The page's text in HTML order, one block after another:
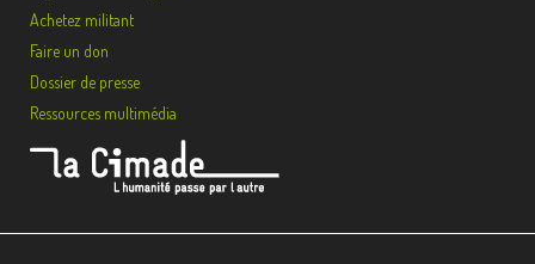
Achetez militant
Faire un don
Dossier de presse
Ressources multimédia